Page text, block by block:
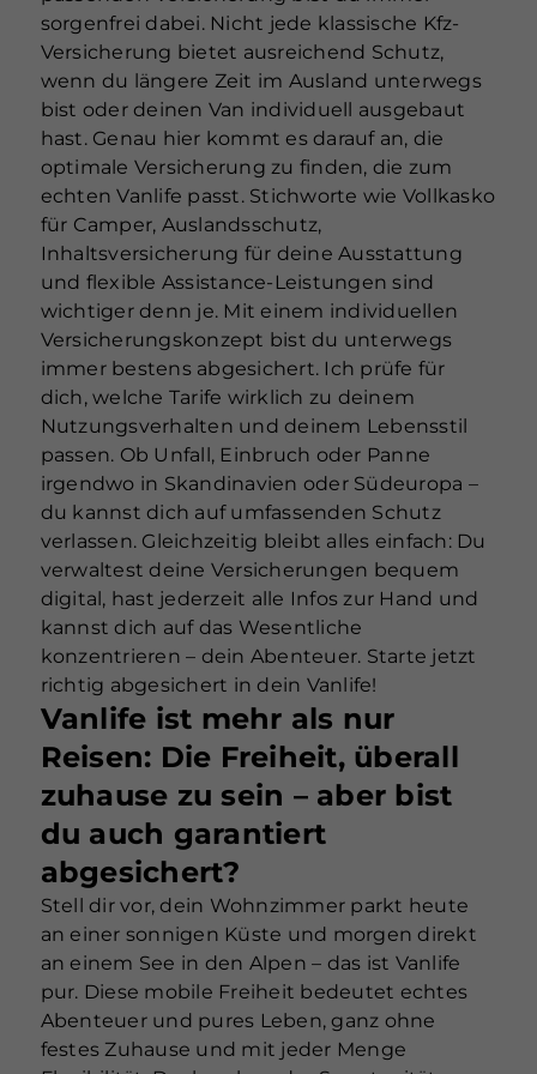
sorgenfrei dabei. Nicht jede klassische Kfz-
Versicherung bietet ausreichend Schutz,
wenn du längere Zeit im Ausland unterwegs
bist oder deinen Van individuell ausgebaut
hast. Genau hier kommt es darauf an, die
optimale Versicherung zu finden, die zum
echten Vanlife passt. Stichworte wie Vollkasko
für Camper, Auslandsschutz,
Inhaltsversicherung für deine Ausstattung
und flexible Assistance-Leistungen sind
wichtiger denn je. Mit einem individuellen
Versicherungskonzept bist du unterwegs
immer bestens abgesichert. Ich prüfe für
dich, welche Tarife wirklich zu deinem
Nutzungsverhalten und deinem Lebensstil
passen. Ob Unfall, Einbruch oder Panne
irgendwo in Skandinavien oder Südeuropa –
du kannst dich auf umfassenden Schutz
verlassen. Gleichzeitig bleibt alles einfach: Du
verwaltest deine Versicherungen bequem
digital, hast jederzeit alle Infos zur Hand und
kannst dich auf das Wesentliche
konzentrieren – dein Abenteuer. Starte jetzt
richtig abgesichert in dein Vanlife!
Vanlife ist mehr als nur
Reisen: Die Freiheit, überall
zuhause zu sein – aber bist
du auch garantiert
abgesichert?
Stell dir vor, dein Wohnzimmer parkt heute
an einer sonnigen Küste und morgen direkt
an einem See in den Alpen – das ist Vanlife
pur. Diese mobile Freiheit bedeutet echtes
Abenteuer und pures Leben, ganz ohne
festes Zuhause und mit jeder Menge